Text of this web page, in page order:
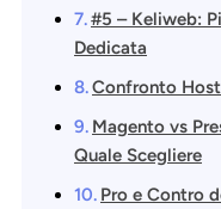
#5 – Keliweb:
Dedicata
Confronto
Magento vs
Quale Scegliere
Pro e Contro